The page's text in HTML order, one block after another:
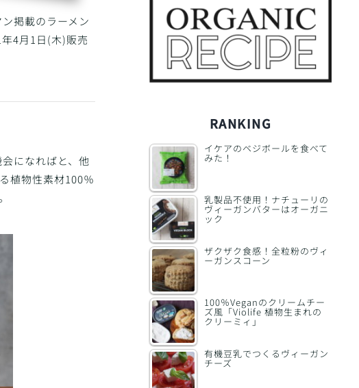
掲載のラーメン
4月1日(木)販売
になればと、他
植物性素材100％
RANKING
イケアのベジボールを食べて
みた！
乳製品不使用！ナチューリの
ヴィーガンバターはオーガニ
ック
ザクザク食感！全粒粉のヴィ
ーガンスコーン
100％Veganのクリームチー
ズ風「Violife 植物生まれの
クリーミィ」
有機豆乳でつくるヴィーガン
チーズ